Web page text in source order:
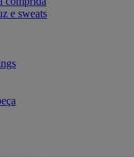
e sweats